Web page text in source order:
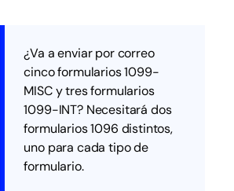
¿Va a enviar por correo
cinco formularios 1099-
MISC y tres formularios
1099-INT? Necesitará dos
formularios 1096 distintos,
uno para cada tipo de
formulario.